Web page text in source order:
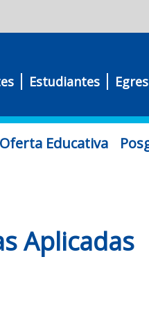
Estudiantes
Oferta Educativa
Aplicadas